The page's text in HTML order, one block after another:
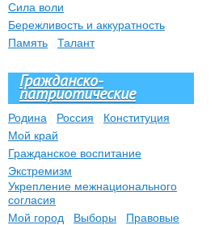
Сила воли
Бережливость и аккуратность
Память
Талант
Гражданско-
патриотические
Родина Россия
Конституция
Мой край
Гражданское воспитание
Экстремизм
Укрепление межнационального
согласия
Мой город
Выборы
Правовые